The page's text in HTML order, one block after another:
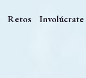
Retos Involúcrate